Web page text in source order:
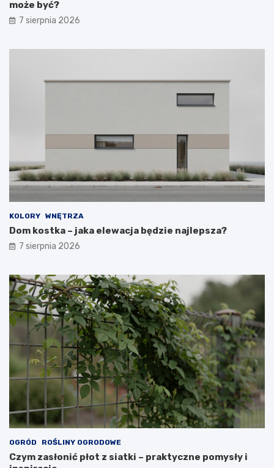
może być?
7 sierpnia 2026
KOLORY WNĘTRZA
Dom kostka – jaka elewacja będzie najlepsza?
7 sierpnia 2026
OGRÓD ROŚLINY OGRODOWE
Czym zasłonić płot z siatki – praktyczne pomysły i